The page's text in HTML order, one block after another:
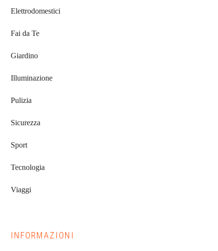
Elettrodomestici
Fai da Te
Giardino
Illuminazione
Pulizia
Sicurezza
Sport
Tecnologia
Viaggi
INFORMAZIONI